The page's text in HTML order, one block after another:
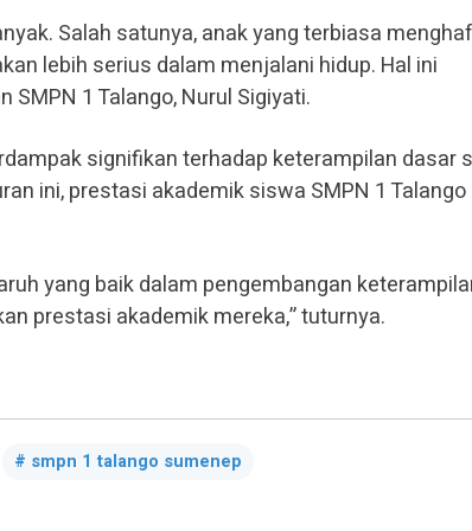
Salah satunya, anak yang terbiasa
lebih serius dalam menjalani hidup. Hal ini
SMPN 1 Talango, Nurul Sigiyati.
signifikan terhadap keterampilan dasar
ini, prestasi akademik siswa SMPN 1 Talango
yang baik dalam pengembangan
prestasi akademik mereka,” tuturnya.
smpn 1 talango sumenep